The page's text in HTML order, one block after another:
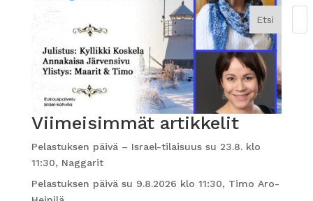
Etsi
Viimeisimmät artikkelit
Pelastuksen päivä – Israel-tilaisuus su 23.8. klo
11:30, Naggarit
Pelastuksen päivä su 9.8.2026 klo 11:30, Timo Aro-